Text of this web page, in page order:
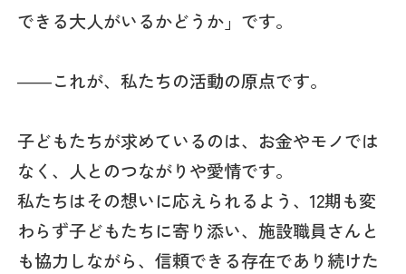
できる大人がいるかどうか」です。
――これが、私たちの活動の原点です。
子どもたちが求めているのは、お金やモノでは
なく、人とのつながりや愛情です。
私たちはその想いに応えられるよう、12期も変
わらず子どもたちに寄り添い、施設職員さんと
も協力しながら、信頼できる存在であり続けた